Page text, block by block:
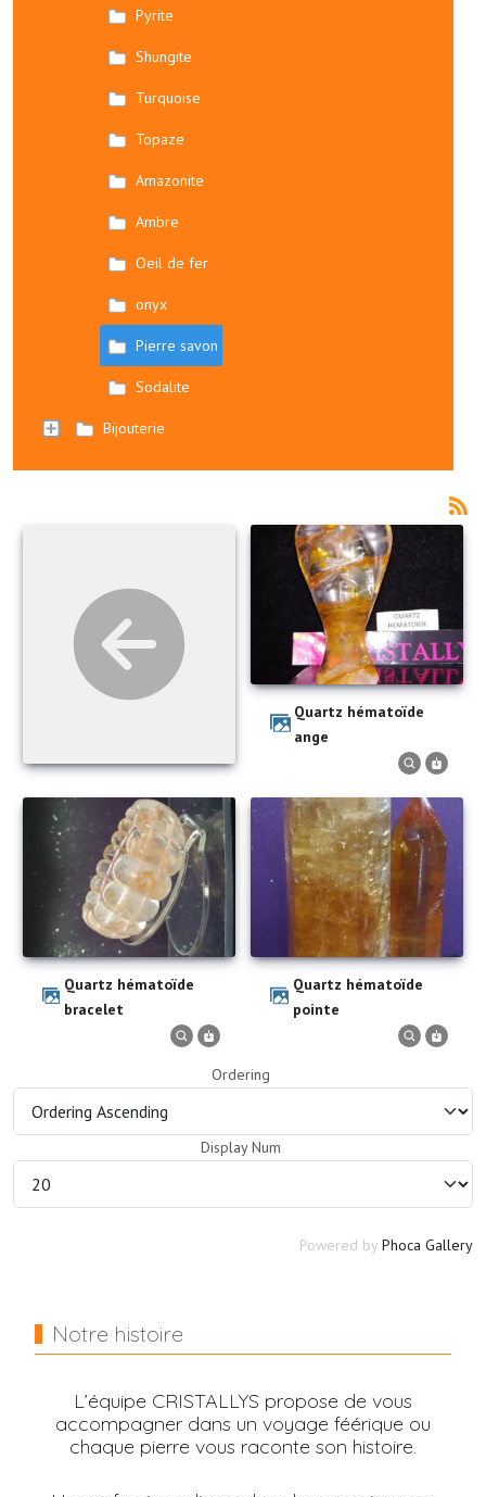
Pyrite
Shungite
Turquoise
Topaze
Amazonite
Ambre
Oeil de fer
onyx
Pierre savon
Sodalite
Bijouterie
Quartz hématoïde
ange
Quartz hématoïde
bracelet
Quartz hématoïde
pointe
Ordering
Display Num
Powered by Phoca Gallery
Notre histoire
L’équipe CRISTALLYS propose de vous
accompagner dans un voyage féérique ou
chaque pierre vous raconte son histoire.